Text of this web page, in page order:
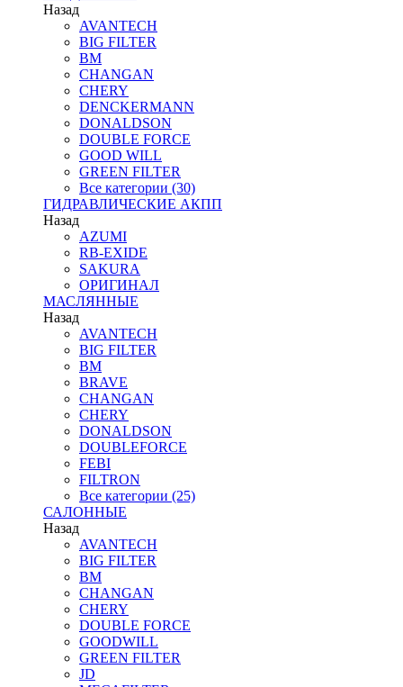
Назад
AVANTECH
BIG FILTER
BM
CHANGAN
CHERY
DENCKERMANN
DONALDSON
DOUBLE FORCE
GOOD WILL
GREEN FILTER
Все категории (30)
ГИДРАВЛИЧЕСКИЕ АКПП
Назад
AZUMI
RB-EXIDE
SAKURA
ОРИГИНАЛ
МАСЛЯННЫЕ
Назад
AVANTECH
BIG FILTER
BM
BRAVE
CHANGAN
CHERY
DONALDSON
DOUBLEFORCE
FEBI
FILTRON
Все категории (25)
САЛОННЫЕ
Назад
AVANTECH
BIG FILTER
BM
CHANGAN
CHERY
DOUBLE FORCE
GOODWILL
GREEN FILTER
JD